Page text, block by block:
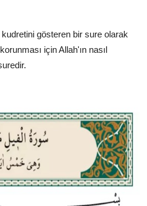
gösteren bir sure olarak
için Allah'ın nasıl